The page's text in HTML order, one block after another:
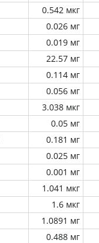
0.542 мкг
0.026 мг
0.019 мг
22.57 мг
0.114 мг
0.056 мг
3.038 мкг
0.05 мг
0.181 мг
0.025 мг
0.001 мг
1.041 мкг
1.6 мкг
1.0891 мг
0.488 мг